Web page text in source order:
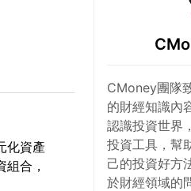
化資產
合，
CMoney團隊
的財經知識內
認識投資世界
投資工具，幫
己的投資好方
於財經領域的